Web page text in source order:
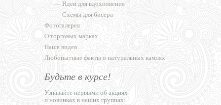
— Идеи для вдохновения
— Схемы для бисера
Фотогалерея
О торговых марках
Наше видео
Любопытные факты о натуральных камнях
Будьте в курсе!
Узнавайте первыми об акциях
и новинках в наших группах: